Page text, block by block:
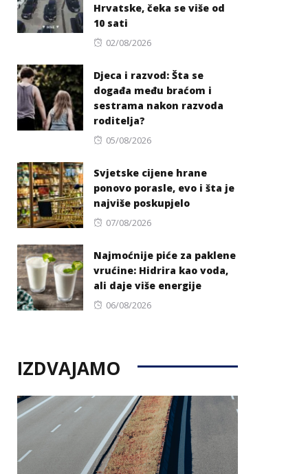
Hrvatske, čeka se više od
10 sati
Posted
02/08/2026
Djeca i razvod: Šta se
događa među braćom i
sestrama nakon razvoda
roditelja?
Posted
05/08/2026
Svjetske cijene hrane
ponovo porasle, evo i šta je
najviše poskupjelo
Posted
07/08/2026
Najmoćnije piće za paklene
vrućine: Hidrira kao voda,
ali daje više energije
Posted
06/08/2026
IZDVAJAMO